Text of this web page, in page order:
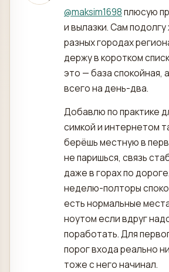
@maksim1698плюсую
и вылазки. Сам подолгу
разных городах
держу в коротком
это — база спокойная,
всего на день-два.
Добавлю по практике
симкой и интернетом
берёшь местную в
не паришься, связь
даже в горах по
неделю-полторы
есть нормальные
ноутом если вдруг
поработать. Для
порог входа реально
тоже с него начинал.